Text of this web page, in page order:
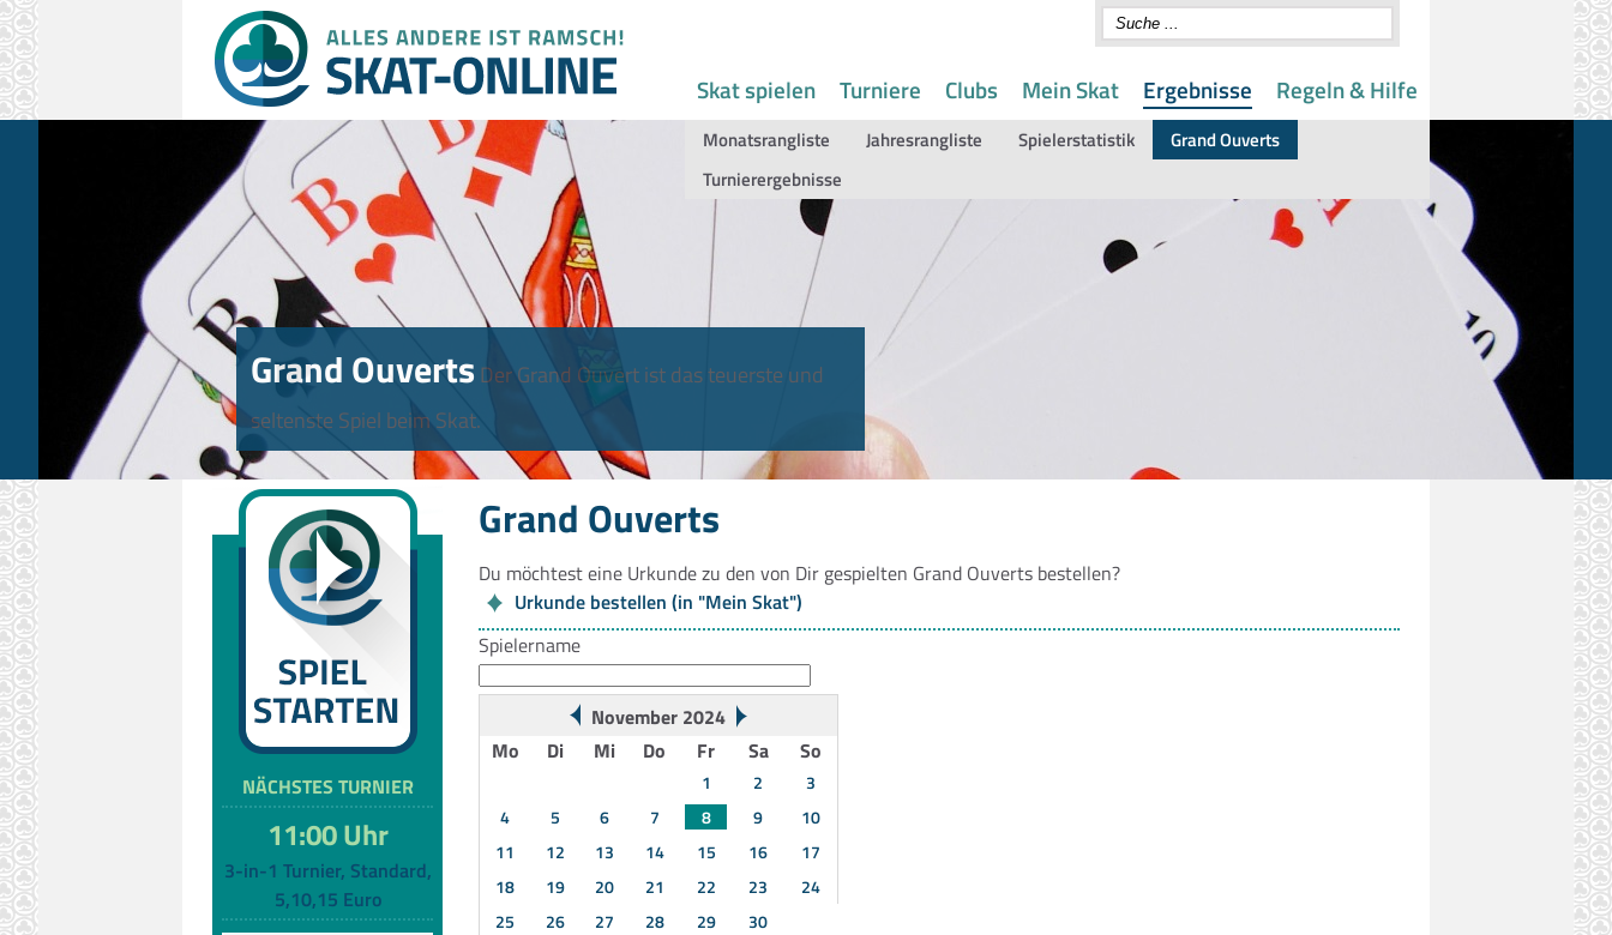
Skat spielen Turniere Clubs Mein Skat Ergebnisse
Monatsrangliste Jahresrangliste Spielerstatistik
Grand Ouverts
Turnierergebnisse
Regeln & Hilfe
Grand Ouverts Der Grand Ouvert ist das teuerste und
seltenste Spiel beim Skat.
NÄCHSTES TURNIER
11:00 Uhr
3-in-1 Turnier, Standard,
5,10,15 Euro
Grand Ouverts
Du möchtest eine Urkunde zu den von Dir gespielten Grand Ouverts bestellen?
Urkunde bestellen (in "Mein Skat")
Spielername
November 2024
Mo
Di Mi Do Fr Sa So
1 2
3
4
5 6 7 8 9
10
11
12 13 14 15 16
17
18
19 20 21 22 23
24
25
26 27 28 29 30